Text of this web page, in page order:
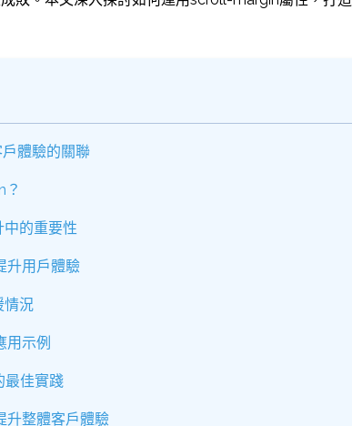
體驗的關聯
中的重要性
升用戶體驗
情況
示例
最佳實踐
升整體客戶體驗